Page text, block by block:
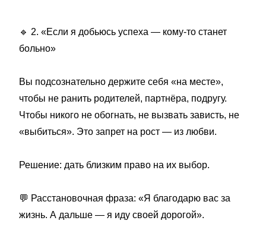
🔹 2. «Если я добьюсь успеха — кому-то станет
больно»
Вы подсознательно держите себя «на месте»,
чтобы не ранить родителей, партнёра, подругу.
Чтобы никого не обогнать, не вызвать зависть, не
«выбиться». Это запрет на рост — из любви.
Решение: дать близким право на их выбор.
💬 Расстановочная фраза: «Я благодарю вас за
жизнь. А дальше — я иду своей дорогой».